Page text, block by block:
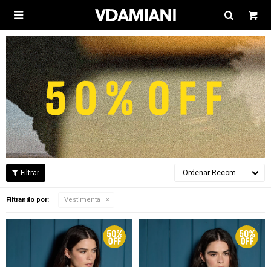

Recomendados
Filtrando por: Vestimenta